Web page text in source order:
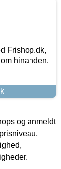
Frishop.dk,
hinanden.
og anmeldt